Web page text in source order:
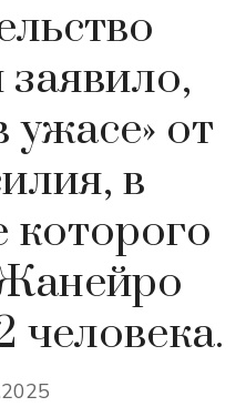
ужасе» от
в
которого
человека.